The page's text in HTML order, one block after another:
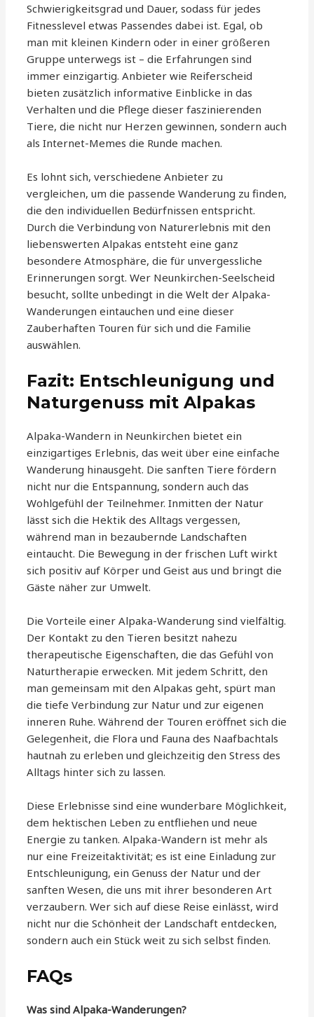
Schwierigkeitsgrad und Dauer, sodass für jedes
Fitnesslevel etwas Passendes dabei ist. Egal, ob
man mit kleinen Kindern oder in einer größeren
Gruppe unterwegs ist – die Erfahrungen sind
immer einzigartig. Anbieter wie Reiferscheid
bieten zusätzlich informative Einblicke in das
Verhalten und die Pflege dieser faszinierenden
Tiere, die nicht nur Herzen gewinnen, sondern auch
als Internet-Memes die Runde machen.
Es lohnt sich, verschiedene Anbieter zu
vergleichen, um die passende Wanderung zu finden,
die den individuellen Bedürfnissen entspricht.
Durch die Verbindung von Naturerlebnis mit den
liebenswerten Alpakas entsteht eine ganz
besondere Atmosphäre, die für unvergessliche
Erinnerungen sorgt. Wer Neunkirchen-Seelscheid
besucht, sollte unbedingt in die Welt der Alpaka-
Wanderungen eintauchen und eine dieser
Zauberhaften Touren für sich und die Familie
auswählen.
Fazit: Entschleunigung und
Naturgenuss mit Alpakas
Alpaka-Wandern in Neunkirchen bietet ein
einzigartiges Erlebnis, das weit über eine einfache
Wanderung hinausgeht. Die sanften Tiere fördern
nicht nur die Entspannung, sondern auch das
Wohlgefühl der Teilnehmer. Inmitten der Natur
lässt sich die Hektik des Alltags vergessen,
während man in bezaubernde Landschaften
eintaucht. Die Bewegung in der frischen Luft wirkt
sich positiv auf Körper und Geist aus und bringt die
Gäste näher zur Umwelt.
Die Vorteile einer Alpaka-Wanderung sind vielfältig.
Der Kontakt zu den Tieren besitzt nahezu
therapeutische Eigenschaften, die das Gefühl von
Naturtherapie erwecken. Mit jedem Schritt, den
man gemeinsam mit den Alpakas geht, spürt man
die tiefe Verbindung zur Natur und zur eigenen
inneren Ruhe. Während der Touren eröffnet sich die
Gelegenheit, die Flora und Fauna des Naafbachtals
hautnah zu erleben und gleichzeitig den Stress des
Alltags hinter sich zu lassen.
Diese Erlebnisse sind eine wunderbare Möglichkeit,
dem hektischen Leben zu entfliehen und neue
Energie zu tanken. Alpaka-Wandern ist mehr als
nur eine Freizeitaktivität; es ist eine Einladung zur
Entschleunigung, ein Genuss der Natur und der
sanften Wesen, die uns mit ihrer besonderen Art
verzaubern. Wer sich auf diese Reise einlässt, wird
nicht nur die Schönheit der Landschaft entdecken,
sondern auch ein Stück weit zu sich selbst finden.
FAQs
Was sind Alpaka-Wanderungen?